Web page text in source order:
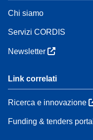
Chi siamo
Servizi CORDIS
Newsletter
Link correlati
Ricerca e innovazione
Funding & tenders portal